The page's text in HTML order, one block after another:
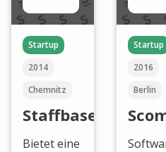
Startup
2014
Chemnitz
Staffbase
Bietet eine
Startup
2016
Berlin